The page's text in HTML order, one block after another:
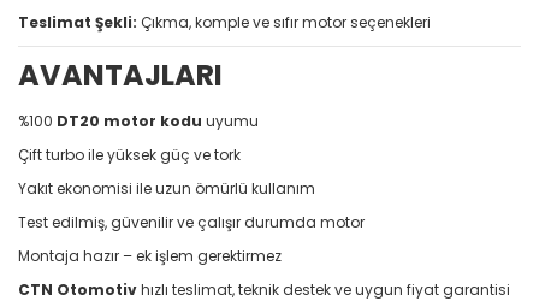
Teslimat Şekli: Çıkma, komple ve sıfır motor seçenekleri
AVANTAJLARI
%100 DT20 motor kodu uyumu
Çift turbo ile yüksek güç ve tork
Yakıt ekonomisi ile uzun ömürlü kullanım
Test edilmiş, güvenilir ve çalışır durumda motor
Montaja hazır – ek işlem gerektirmez
CTN Otomotivhızlı teslimat, teknik destek ve uygun fiyat garantisi